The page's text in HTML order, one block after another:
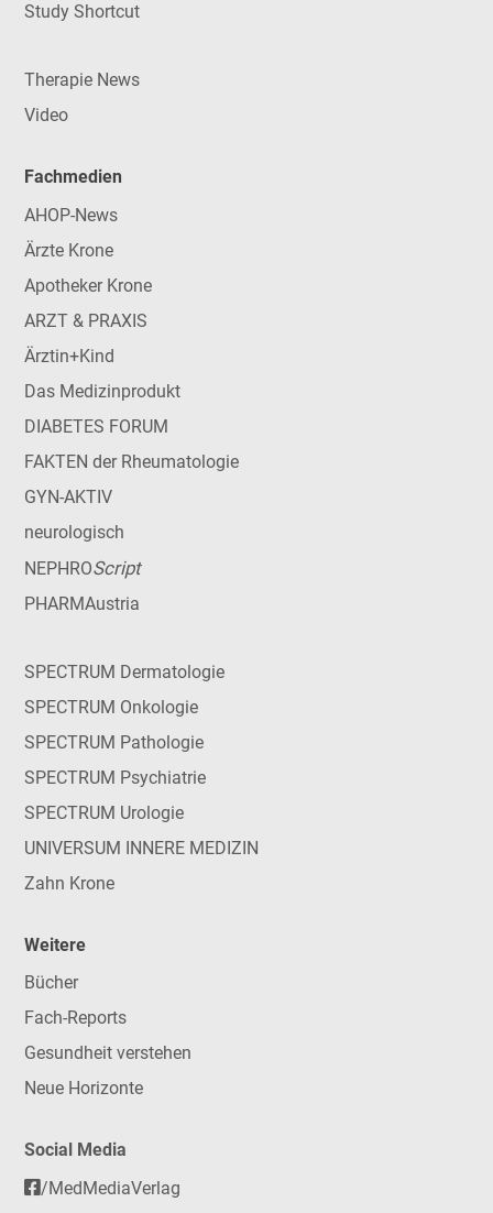
Study Shortcut
Therapie News
Video
Fachmedien
AHOP-News
Ärzte Krone
Apotheker Krone
ARZT & PRAXIS
Ärztin+Kind
Das Medizinprodukt
DIABETES FORUM
FAKTEN der Rheumatologie
GYN-AKTIV
neurologisch
NEPHROScript
PHARMAustria
SPECTRUM Dermatologie
SPECTRUM Onkologie
SPECTRUM Pathologie
SPECTRUM Psychiatrie
SPECTRUM Urologie
UNIVERSUM INNERE MEDIZIN
Zahn Krone
Weitere
Bücher
Fach-Reports
Gesundheit verstehen
Neue Horizonte
Social Media
/MedMediaVerlag